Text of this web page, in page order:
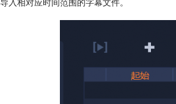
导入相对应时间范围的字幕文件。